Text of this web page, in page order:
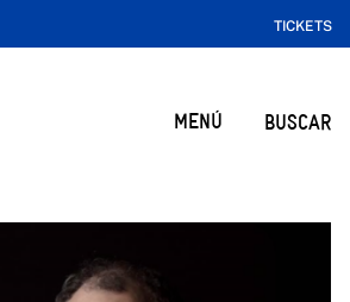
TICKETS
MENÚ BUSCAR